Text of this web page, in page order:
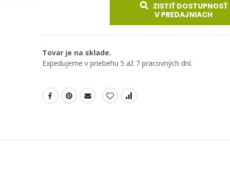
ZISTIŤ DOSTUPNOSŤ
V PREDAJNIACH
Tovar je na sklade.
Expedujeme v priebehu 5 až 7 pracovných dní.